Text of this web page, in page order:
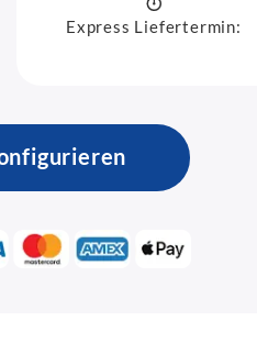
Express Liefertermin: